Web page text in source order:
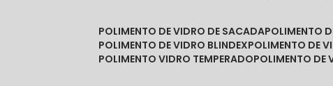
POLIMENTO DE VIDRO DE SACADA POLIMENTO
POLIMENTO DE VIDRO BLINDEX POLIMENTO DE
POLIMENTO VIDRO TEMPERADO POLIMENTO